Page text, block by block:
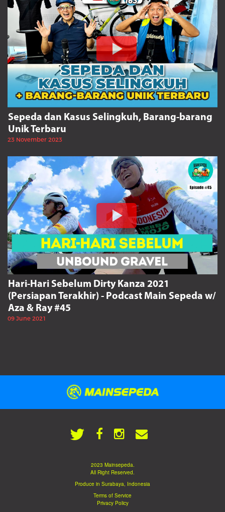
Sepeda dan Kasus Selingkuh, Barang-barang
Unik Terbaru
23 November 2023
Hari-Hari Sebelum Dirty Kanza 2021
(Persiapan Terakhir) - Podcast Main Sepeda w/
Aza & Ray #45
09 June 2021
2023 Mainsepeda.
All Right Reserved.
Produce in Surabaya, Indonesia
Terms of Service
Privacy Policy